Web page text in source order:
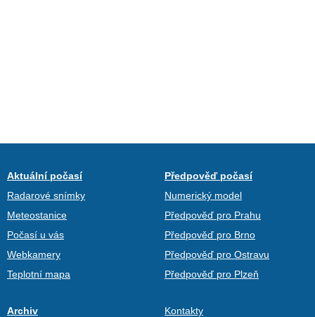
Aktuální počasí
Radarové snímky
Meteostanice
Počasí u vás
Webkamery
Teplotní mapa
Předpověď počasí
Numerický model
Předpověď pro Prahu
Předpověď pro Brno
Předpověď pro Ostravu
Předpověď pro Plzeň
Archiv Kontakty